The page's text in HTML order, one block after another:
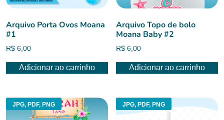
Arquivo Porta Ovos Moana
#1
R$ 6,00
Adicionar ao carrinho
Arquivo Topo de bolo
Moana Baby #2
R$ 6,00
Adicionar ao carrinho
JPG, PDF, PNG JPG, PDF, PNG